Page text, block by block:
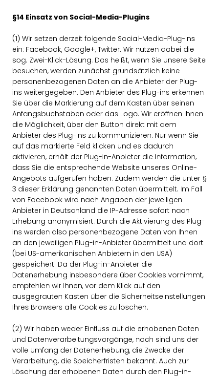
§14 Einsatz von Social-Media-Plugins
(1) Wir setzen derzeit folgende Social-Media-Plug-ins
ein: Facebook, Google+, Twitter. Wir nutzen dabei die
sog. Zwei-Klick-Lösung. Das heißt, wenn Sie unsere Seite
besuchen, werden zunächst grundsätzlich keine
personenbezogenen Daten an die Anbieter der Plug-
ins weitergegeben. Den Anbieter des Plug-ins erkennen
Sie über die Markierung auf dem Kasten über seinen
Anfangsbuchstaben oder das Logo. Wir eröffnen Ihnen
die Möglichkeit, über den Button direkt mit dem
Anbieter des Plug-ins zu kommunizieren. Nur wenn Sie
auf das markierte Feld klicken und es dadurch
aktivieren, erhält der Plug-in-Anbieter die Information,
dass Sie die entsprechende Website unseres Online-
Angebots aufgerufen haben. Zudem werden die unter §
3 dieser Erklärung genannten Daten übermittelt. Im Fall
von Facebook wird nach Angaben der jeweiligen
Anbieter in Deutschland die IP-Adresse sofort nach
Erhebung anonymisiert. Durch die Aktivierung des Plug-
ins werden also personenbezogene Daten von Ihnen
an den jeweiligen Plug-in-Anbieter übermittelt und dort
(bei US-amerikanischen Anbietern in den USA)
gespeichert. Da der Plug-in-Anbieter die
Datenerhebung insbesondere über Cookies vornimmt,
empfehlen wir Ihnen, vor dem Klick auf den
ausgegrauten Kasten über die Sicherheitseinstellungen
Ihres Browsers alle Cookies zu löschen.
(2) Wir haben weder Einfluss auf die erhobenen Daten
und Datenverarbeitungsvorgänge, noch sind uns der
volle Umfang der Datenerhebung, die Zwecke der
Verarbeitung, die Speicherfristen bekannt. Auch zur
Löschung der erhobenen Daten durch den Plug-in-